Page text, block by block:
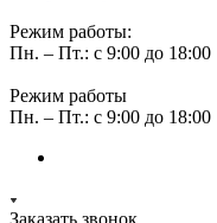
Режим работы:
Пн. – Пт.: с 9:00 до 18:00
Режим работы
Пн. – Пт.: с 9:00 до 18:00
Заказать звонок